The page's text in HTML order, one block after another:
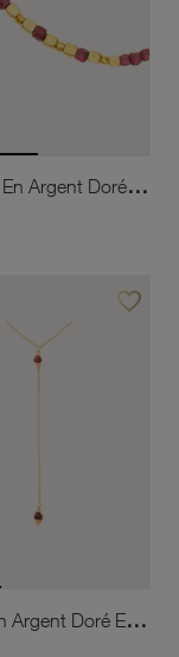
Bracelet En Argent Doré Et Grenats
favorite_borderAjouter
Collier En Argent Doré Et Grenats